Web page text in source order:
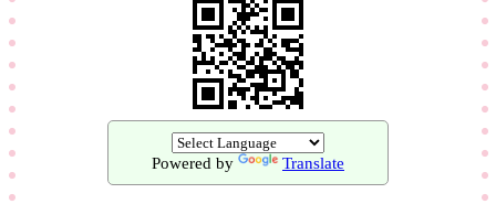
Powered by Translate